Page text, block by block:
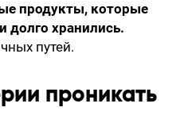
продукты, которые
долго хранились.
путей.
проникать